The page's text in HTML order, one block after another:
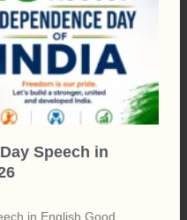
Speech in
in English Good